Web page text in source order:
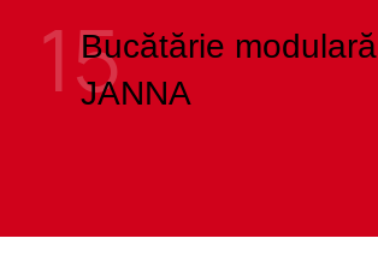
15Bucătărie modulară
JANNA